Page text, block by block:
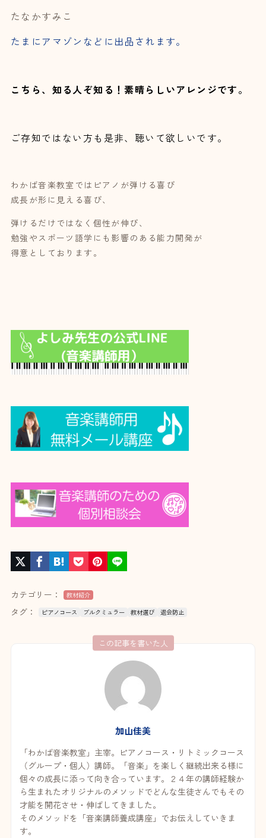
たなかすみこ
たまにアマゾンなどに出品されます。
こちら、知る人ぞ知る！素晴らしいアレンジです。
ご存知ではない方も 是非、聴いて欲しいです。
わかば音楽教室ではピアノが弾ける喜び
成長が形に見える喜び、
弾けるだけではなく個性が伸び、
勉強やスポーツ語学にも影響のある能力開発が
得意としております。
カテゴリー： 教材紹介
タグ： ピアノコース ブルクミュラー 教材選び 退会防止
この記事を書いた人
加山佳美
「わかば音楽教室」主宰。ピアノコース・リトミックコース
（グループ・個人）講師。「音楽」を楽しく継続出来る様に
個々の成長に添って向き合っています。２４年の講師経験か
ら生まれたオリジナルのメソッドでどんな生徒さんでもその
才能を開花させ・伸ばしてきました。
そのメソッドを「音楽講師養成講座」でお伝えしていきま
す。